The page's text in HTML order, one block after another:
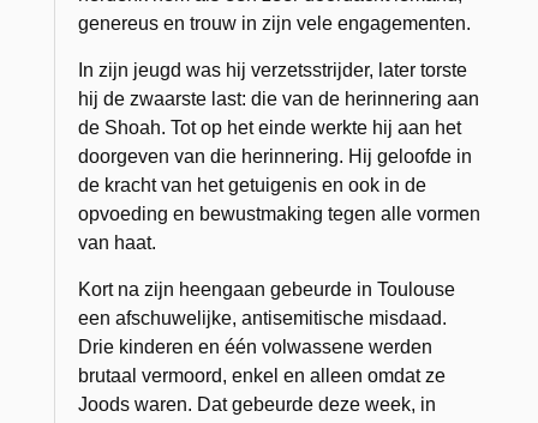
genereus en trouw in zijn vele engagementen.
In zijn jeugd was hij verzetsstrijder, later torste
hij de zwaarste last: die van de herinnering aan
de Shoah. Tot op het einde werkte hij aan het
doorgeven van die herinnering. Hij geloofde in
de kracht van het getuigenis en ook in de
opvoeding en bewustmaking tegen alle vormen
van haat.
Kort na zijn heengaan gebeurde in Toulouse
een afschuwelijke, antisemitische misdaad.
Drie kinderen en één volwassene werden
brutaal vermoord, enkel en alleen omdat ze
Joods waren. Dat gebeurde deze week, in